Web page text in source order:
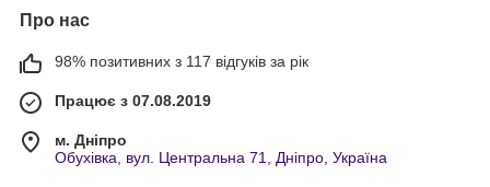
Про нас
98% позитивних з 117 відгуків за рік
Працює з 07.08.2019
м. Дніпро
Обухівка, вул. Центральна 71, Дніпро, Україна